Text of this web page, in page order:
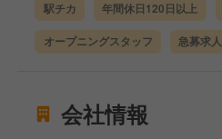
駅チカ 年間休日120日以上
オープニングスタッフ 急募求人
会社情報